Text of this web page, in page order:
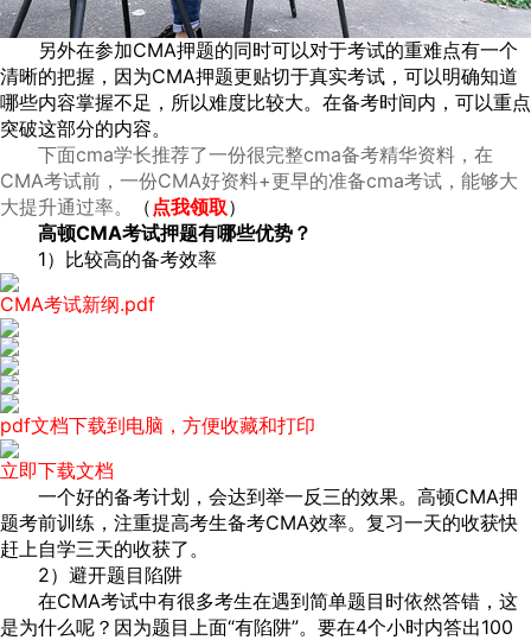
另外在参加CMA押题的同时可以对于考试的重难点有一个
清晰的把握，因为CMA押题更贴切于真实考试，可以明确知道
哪些内容掌握不足，所以难度比较大。在备考时间内，可以重点
突破这部分的内容。
下面cma学长推荐了一份很完整cma备考精华资料，在
CMA考试前，一份CMA好资料+更早的准备cma考试，能够大
大提升通过率。
（ 点我领取）
高顿CMA考试押题有哪些优势？
1）比较高的备考效率
CMA考试新纲.pdf
pdf文档下载到电脑，方便收藏和打印
立即下载文档
一个好的备考计划，会达到举一反三的效果。高顿CMA押
题考前训练，注重提高考生备考CMA效率。复习一天的收获快
赶上自学三天的收获了。
2）避开题目陷阱
在CMA考试中有很多考生在遇到简单题目时依然答错，这
是为什么呢？因为题目上面“有陷阱”。要在4个小时内答出100